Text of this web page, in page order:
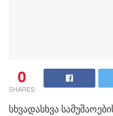
0
SHARES
სხვადასხვა